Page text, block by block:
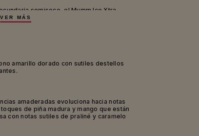
semiseco, el Mumm Ice Xtra
de balance y frescura con
vainilla que lo hacen ideal para el arte
que no hará sino realzar el goce de
junto a la piscina con los pies
a disfrutar de un almuerzo sencillo y
VER MÁS
amarillo dorado con sutiles destellos
amaderadas evoluciona hacia notas
de piña madura y mango que están
con notas sutiles de praliné y caramelo